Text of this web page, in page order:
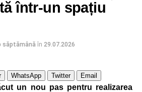
într-un spațiu
săptămână în 29.07.2026
WhatsApp Twitter Email
un nou pas pentru realizarea